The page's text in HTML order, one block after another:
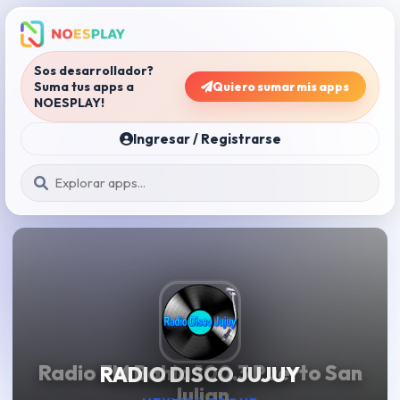
Sos desarrollador?
Suma tus apps a
NOESPLAY!
Quiero sumar mis apps
Ingresar / Registrarse
Radio FM Bahia 100.3 Puerto San
Julian
RADIO DISCO JUJUY
Fm Fantastico
FM DEMO - San Carlos Minas
Tiempos de Gloria